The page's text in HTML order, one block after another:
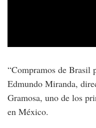
“Compramos de Brasil
Edmundo Miranda,
Gramosa, uno de los
en México.